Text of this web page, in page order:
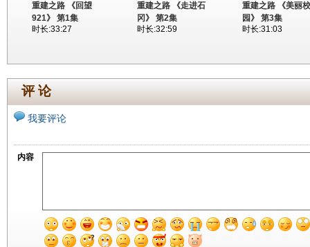
重建之路 《回望
921》 第1集
时长:33:27
重建之路 《走进石
冈》 第2集
时长:32:59
重建之路 《美丽校
园》 第3集
时长:31:03
评 论
我要评论
内容